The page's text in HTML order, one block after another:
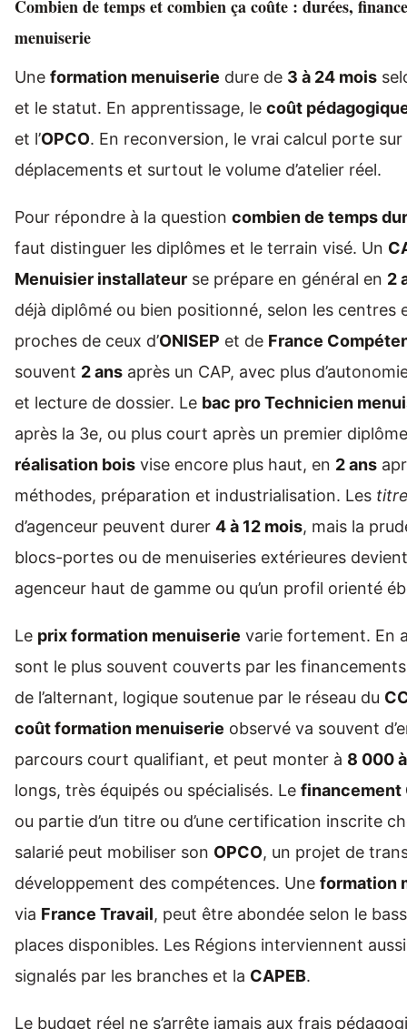
Combien de temps et combien ça coûte : durées,
menuiserie
Une formation menuiserie dure de 3 à 24 mois
et le statut. En apprentissage, le coût
et l’OPCO. En reconversion, le vrai calcul porte
déplacements et surtout le volume d’atelier réel.
Pour répondre à la question combien de temps
faut distinguer les diplômes et le terrain visé. Un
Menuisier installateur se prépare en général en 2
déjà diplômé ou bien positionné, selon les centres
proches de ceux d’ONISEP et de France
souvent 2 ans après un CAP, avec plus
et lecture de dossier. Le bac pro Technicien
après la 3e, ou plus court après un premier
réalisation bois vise encore plus haut, en 2 ans
méthodes, préparation et industrialisation. Les
d’agenceur peuvent durer 4 à 12 mois, mais la
blocs-portes ou de menuiseries extérieures
agenceur haut de gamme ou qu’un profil orienté
Le prix formation menuiserie varie fortement. En
sont le plus souvent couverts par les
de l’alternant, logique soutenue par le réseau du
coût formation menuiserie observé va souvent
parcours court qualifiant, et peut monter à 8 000
longs, très équipés ou spécialisés. Le financement
ou partie d’un titre ou d’une certification inscrite
salarié peut mobiliser son OPCO, un projet de
développement des compétences. Une formation
via France Travail, peut être abondée selon le
places disponibles. Les Régions interviennent
signalés par les branches et la CAPEB.
Le budget réel ne s’arrête jamais aux frais